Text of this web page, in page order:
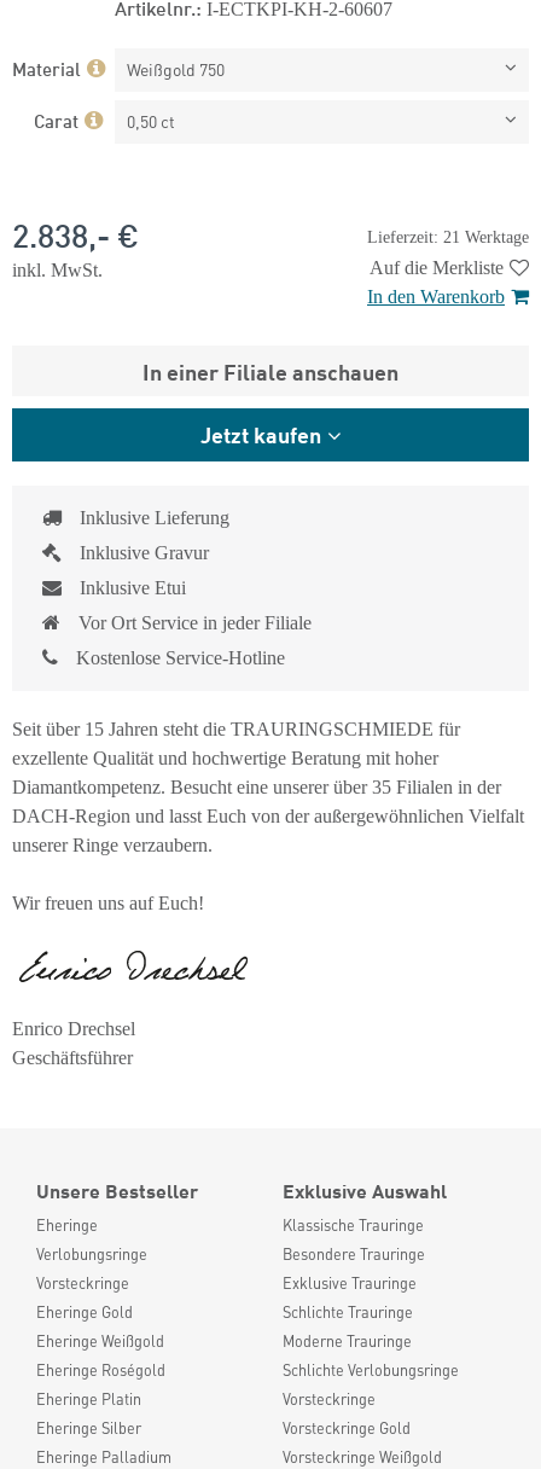
Artikelnr.: I-ECTKPI-KH-2-60607
Material Weißgold 750
Carat 0,50 ct
Lieferzeit: 21 Werktage
2.838,- €
inkl. MwSt.
Auf die Merkliste
In den Warenkorb
In einer Filiale anschauen
Jetzt kaufen
Inklusive Lieferung
Inklusive Gravur
Inklusive Etui
Vor Ort Service in jeder Filiale
Kostenlose Service-Hotline
Seit über 15 Jahren steht die TRAURINGSCHMIEDE für
exzellente Qualität und hochwertige Beratung mit hoher
Diamantkompetenz. Besucht eine unserer über 35 Filialen in der
DACH-Region und lasst Euch von der außergewöhnlichen Vielfalt
unserer Ringe verzaubern.
Wir freuen uns auf Euch!
Enrico Drechsel
Geschäftsführer
Unsere Bestseller
Eheringe
Verlobungsringe
Vorsteckringe
Eheringe Gold
Eheringe Weißgold
Eheringe Roségold
Eheringe Platin
Eheringe Silber
Eheringe Palladium
Exklusive Auswahl
Klassische Trauringe
Besondere Trauringe
Exklusive Trauringe
Schlichte Trauringe
Moderne Trauringe
Schlichte Verlobungsringe
Vorsteckringe
Vorsteckringe Gold
Vorsteckringe Weißgold